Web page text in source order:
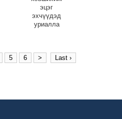
эцэг
эхчүүдэд
уриалла
5 6 > Last ›